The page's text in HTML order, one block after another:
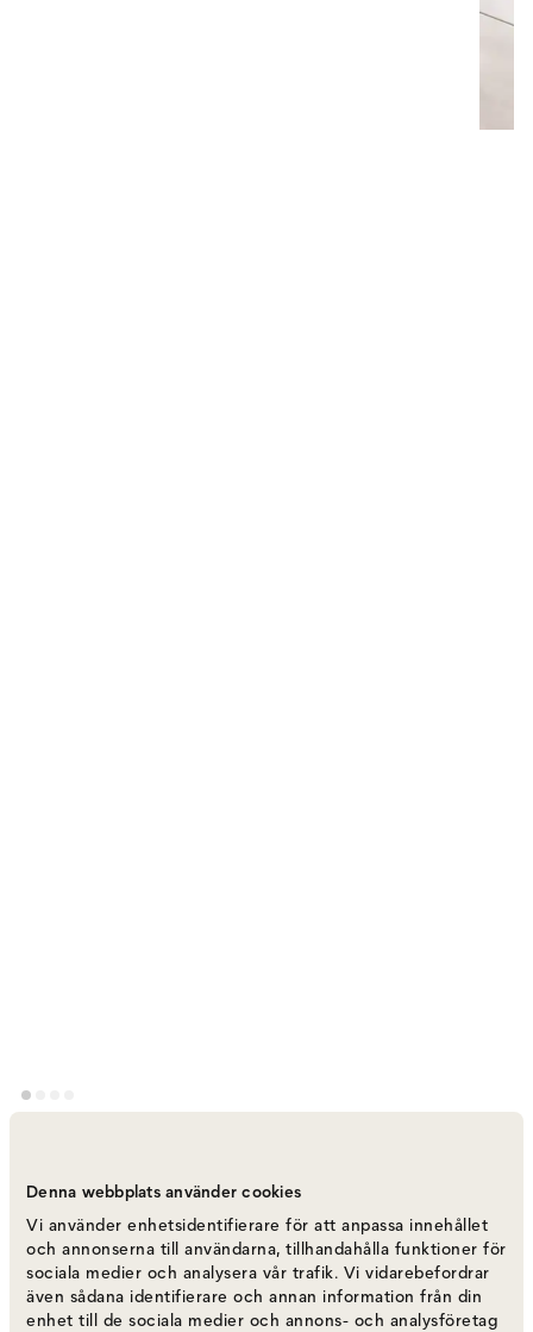
Denna webbplats använder cookies
Vi använder enhetsidentifierare för att anpassa innehållet
och annonserna till användarna, tillhandahålla funktioner för
sociala medier och analysera vår trafik. Vi vidarebefordrar
även sådana identifierare och annan information från din
enhet till de sociala medier och annons- och analysföretag
Vipp
Välj skivaMarmor | Svart
Marmor | Svart 11 495 kr